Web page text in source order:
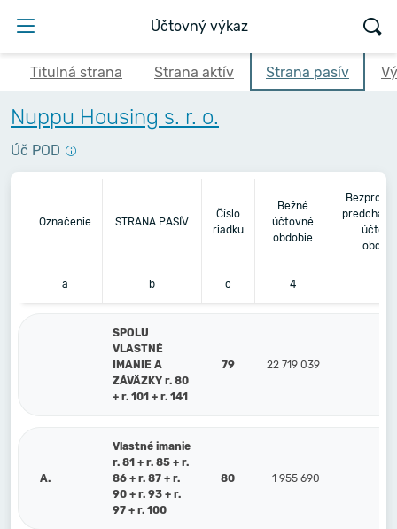
Účtovný výkaz
Titulná strana Strana aktív Strana pasív
Nuppu Housing s. r. o.
Úč POD
Označenie STRANA PASÍV
Číslo
riadku
Bežné
účtovné
obdobie
a b c 4
SPOLU
VLASTNÉ
IMANIE A
ZÁVÄZKY r. 80
+ r. 101 + r. 141
79 22 719 039
A.
Vlastné imanie
r. 81 + r. 85 + r.
86 + r. 87 + r.
90 + r. 93 + r.
97 + r. 100
80 1 955 690